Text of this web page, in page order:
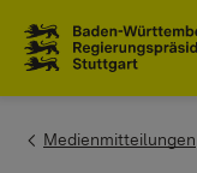
You are here:
Medienmitteilungen